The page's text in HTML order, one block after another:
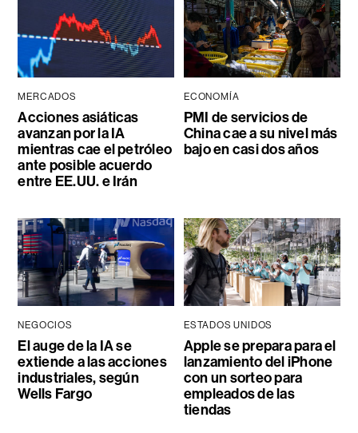
MERCADOS
Acciones asiáticas
avanzan por la IA
mientras cae el petróleo
ante posible acuerdo
entre EE.UU. e Irán
ECONOMÍA
PMI de servicios de
China cae a su nivel más
bajo en casi dos años
NEGOCIOS
El auge de la IA se
extiende a las acciones
industriales, según
Wells Fargo
ESTADOS UNIDOS
Apple se prepara para el
lanzamiento del iPhone
con un sorteo para
empleados de las
tiendas